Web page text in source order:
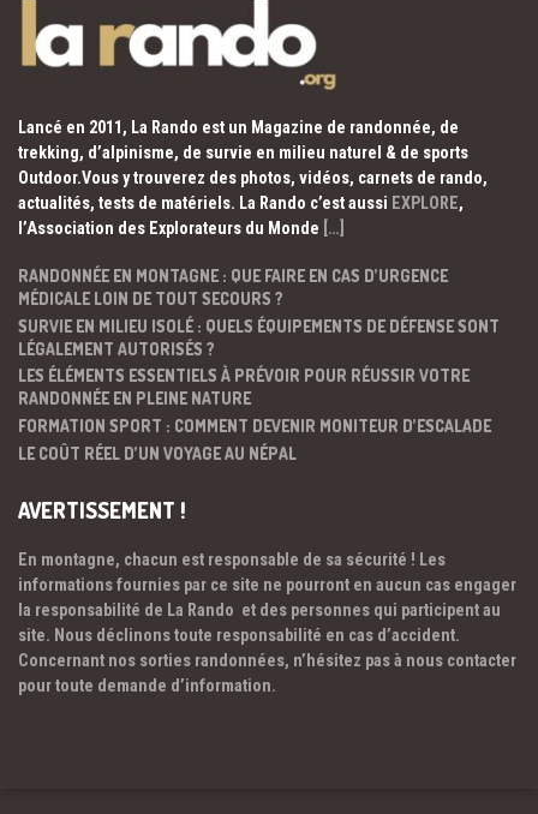
Lancé en 2011, La Rando est un Magazine de randonnée, de
trekking, d’alpinisme, de survie en milieu naturel & de sports
Outdoor.Vous y trouverez des photos, vidéos, carnets de rando,
actualités, tests de matériels. La Rando c’est aussi EXPLORE,
l’Association des Explorateurs du Monde […]
RANDONNÉE EN MONTAGNE : QUE FAIRE EN CAS D’URGENCE
MÉDICALE LOIN DE TOUT SECOURS ?
SURVIE EN MILIEU ISOLÉ : QUELS ÉQUIPEMENTS DE DÉFENSE SONT
LÉGALEMENT AUTORISÉS ?
LES ÉLÉMENTS ESSENTIELS À PRÉVOIR POUR RÉUSSIR VOTRE
RANDONNÉE EN PLEINE NATURE
FORMATION SPORT : COMMENT DEVENIR MONITEUR D’ESCALADE
LE COÛT RÉEL D’UN VOYAGE AU NÉPAL
AVERTISSEMENT !
En montagne, chacun est responsable de sa sécurité ! Les
informations fournies par ce site ne pourront en aucun cas engager
la responsabilité de La Rando et des personnes qui participent au
site. Nous déclinons toute responsabilité en cas d’accident.
Concernant nos sorties randonnées, n’hésitez pas à nous contacter
pour toute demande d’information.